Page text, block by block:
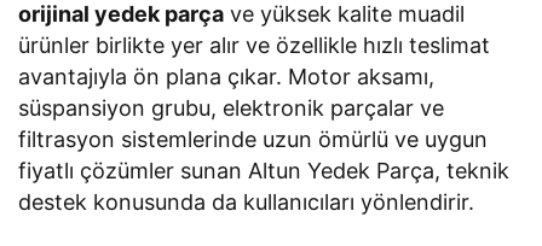
orijinal yedek parça ve yüksek kalite muadil
ürünler birlikte yer alır ve özellikle hızlı teslimat
avantajıyla ön plana çıkar. Motor aksamı,
süspansiyon grubu, elektronik parçalar ve
filtrasyon sistemlerinde uzun ömürlü ve uygun
fiyatlı çözümler sunan Altun Yedek Parça, teknik
destek konusunda da kullanıcıları yönlendirir.